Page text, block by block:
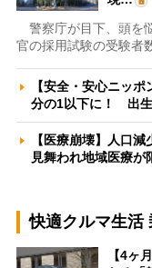
警察庁が目下、頭を
官の採用試験の受験者
【安全・安心ニッ
分の1以下に！ 出
【医療崩壊】人口
見舞われ地域医療
快適クルマ生活
【4ヶ